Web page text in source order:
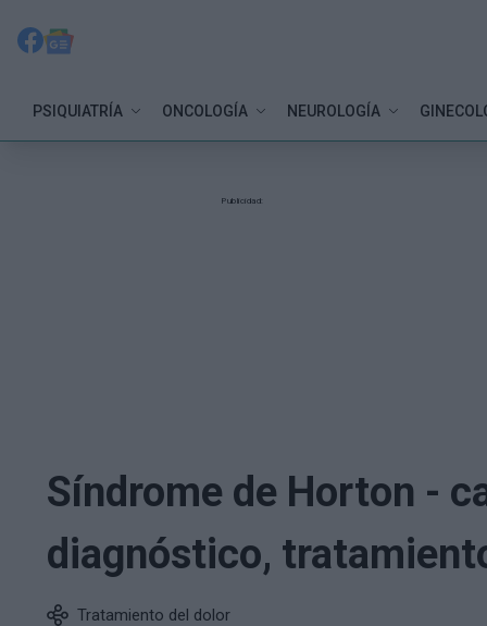
PSIQUIATRÍA ONCOLOGÍA NEUROLOGÍA
Publicidad:
Síndrome de Horton -
diagnóstico,
Tratamiento del dolor